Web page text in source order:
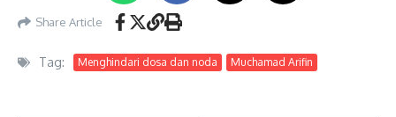
Share Article
Tag: Menghindari dosa dan noda Muchamad Arifin